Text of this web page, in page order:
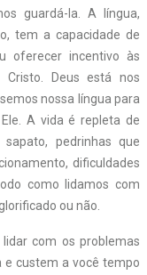
guardá-la. A língua,
tem a capacidade de
oferecer incentivo às
Deus está nos
nossa língua para
A vida é repleta de
pedrinhas que
dificuldades
como lidamos com
ou não.
com os problemas
e custem a você tempo